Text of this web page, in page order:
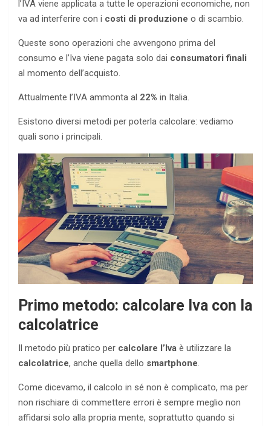
l’IVA viene applicata a tutte le operazioni economiche, non
va ad interferire con i costi di produzione o di scambio.
Queste sono operazioni che avvengono prima del
consumo e l’Iva viene pagata solo dai consumatori finali
al momento dell’acquisto.
Attualmente l’IVA ammonta al 22% in Italia.
Esistono diversi metodi per poterla calcolare: vediamo
quali sono i principali.
Primo metodo: calcolare Iva con la
calcolatrice
Il metodo più pratico per calcolare l’Iva è utilizzare la
calcolatrice, anche quella dello smartphone.
Come dicevamo, il calcolo in sé non è complicato, ma per
non rischiare di commettere errori è sempre meglio non
affidarsi solo alla propria mente, soprattutto quando si